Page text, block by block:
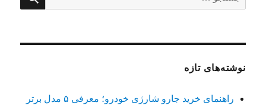
برای:
نوشته‌های تازه
راهنمای خرید جارو شارژی خودرو؛ معرفی ۵ مدل برتر